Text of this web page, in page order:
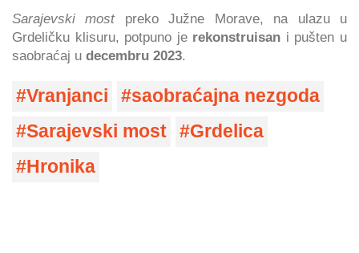
Sarajevski most preko Južne Morave, na ulazu u
Grdeličku klisuru, potpuno je rekonstruisan i pušten u
saobraćaj u decembru 2023.
Vranjanci
saobraćajna nezgoda
Sarajevski most
Grdelica
Hronika